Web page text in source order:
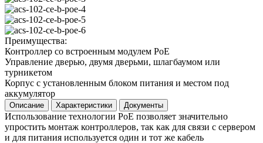
Преимущества:
Контроллер со встроенным модулем PoE
Управление дверью, двумя дверьми, шлагбаумом или
турникетом
Корпус с установленным блоком питания и местом под
аккумулятор
Описание Характеристики Документы
Использование технологии PoE позволяет значительно
упростить монтаж контроллеров, так как для связи с сервером
и для питания используется один и тот же кабель